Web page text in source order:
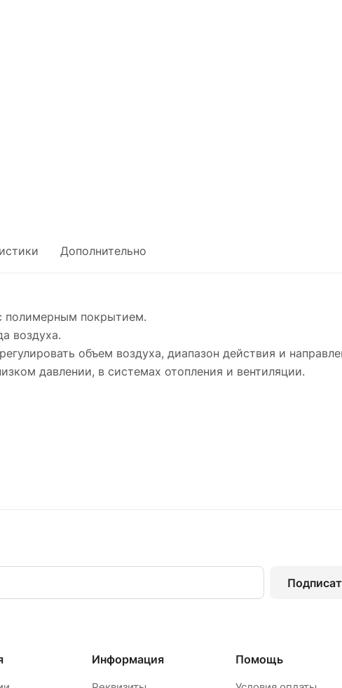
Дополнительно
полимерным покрытием.
воздуха.
объем воздуха, диапазон действия и
давлении, в системах отопления и вентиляции.
Информация Помощь